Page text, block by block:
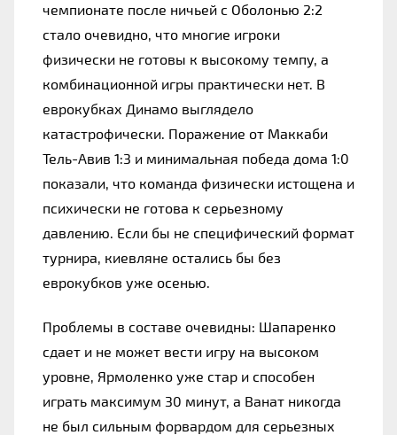
чемпионате после ничьей с Оболонью 2:2
стало очевидно, что многие игроки
физически не готовы к высокому темпу, а
комбинационной игры практически нет. В
еврокубках Динамо выглядело
катастрофически. Поражение от Маккаби
Тель-Авив 1:3 и минимальная победа дома 1:0
показали, что команда физически истощена и
психически не готова к серьезному
давлению. Если бы не специфический формат
турнира, киевляне остались бы без
еврокубков уже осенью.
Проблемы в составе очевидны: Шапаренко
сдает и не может вести игру на высоком
уровне, Ярмоленко уже стар и способен
играть максимум 30 минут, а Ванат никогда
не был сильным форвардом для серьезных